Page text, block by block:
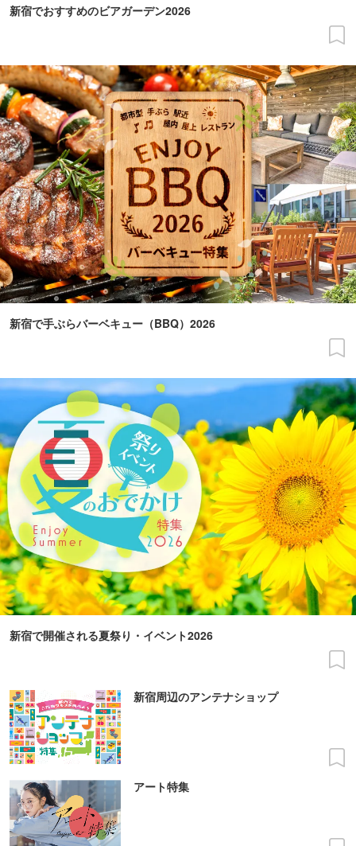
新宿でおすすめのビアガーデン2026
新宿で手ぶらバーベキュー（BBQ）2026
新宿で開催される夏祭り・イベント2026
新宿周辺のアンテナショップ
アート特集